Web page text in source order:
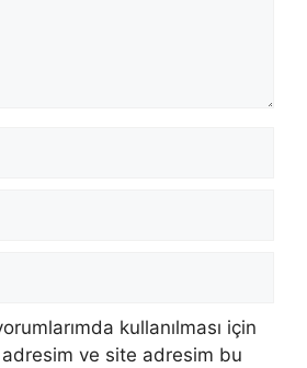
kullanılması için
ve site adresim bu